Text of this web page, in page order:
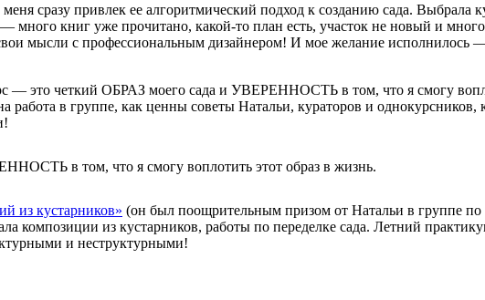
сразу привлек ее алгоритмический подход к созданию сада. Выбрала
много книг уже прочитано, какой-то план есть, участок не новый и
мысли с профессиональным дизайнером! И мое желание
— это четкий ОБРАЗ моего сада и УВЕРЕННОСТЬ в том, что я смогу
в группе, как ценны советы Натальи, кураторов и однокурсников,
в том, что я смогу воплотить этот образ в жизнь.
из кустарников» (он был поощрительным призом от Натальи в группе по
композиции из кустарников, работы по переделке сада. Летний
и неструктурными!